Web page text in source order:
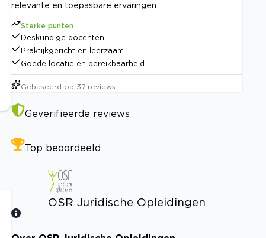
relevante en toepasbare ervaringen.
Sterke punten
Deskundige docenten
Praktijkgericht en leerzaam
Goede locatie en bereikbaarheid
Gebaseerd op 37 reviews
Geverifieerde reviews
Top beoordeeld
OSR Juridische Opleidingen